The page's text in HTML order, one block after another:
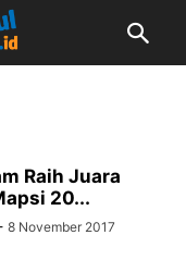
Raih Juara
20...
8 November 2017